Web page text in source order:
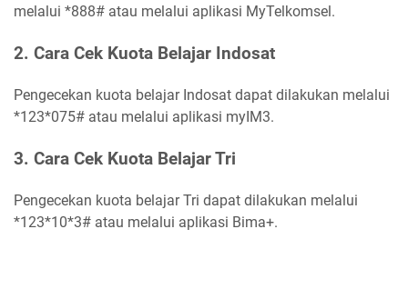
melalui *888# atau melalui aplikasi MyTelkomsel.
2. Cara Cek Kuota Belajar Indosat
Pengecekan kuota belajar Indosat dapat dilakukan melalui
*123*075# atau melalui aplikasi myIM3.
3. Cara Cek Kuota Belajar Tri
Pengecekan kuota belajar Tri dapat dilakukan melalui
*123*10*3# atau melalui aplikasi Bima+.